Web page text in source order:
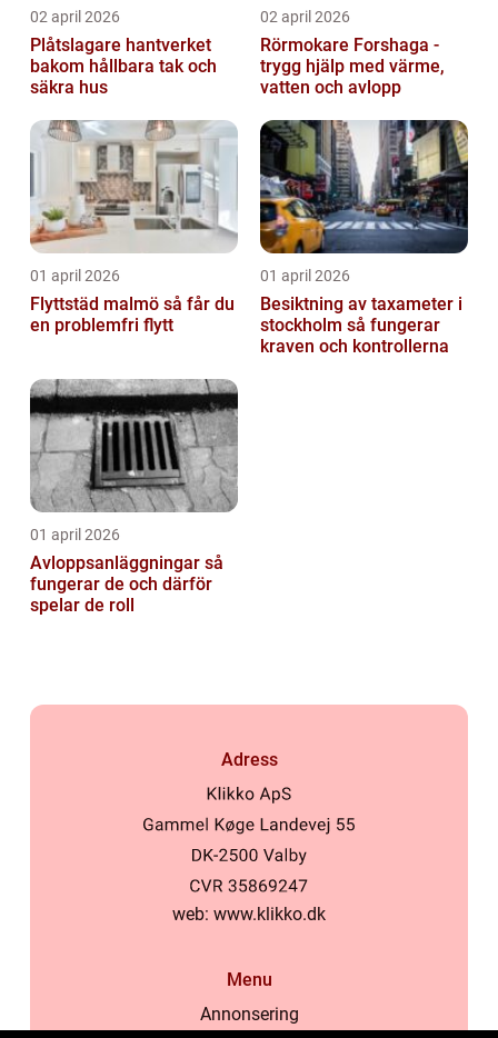
02 april 2026
Plåtslagare hantverket
bakom hållbara tak och
säkra hus
02 april 2026
Rörmokare Forshaga -
trygg hjälp med värme,
vatten och avlopp
01 april 2026
Flyttstäd malmö så får du
en problemfri flytt
01 april 2026
Besiktning av taxameter i
stockholm så fungerar
kraven och kontrollerna
01 april 2026
Avloppsanläggningar så
fungerar de och därför
spelar de roll
Adress
web: www.klikko.dk
Menu
Annonsering